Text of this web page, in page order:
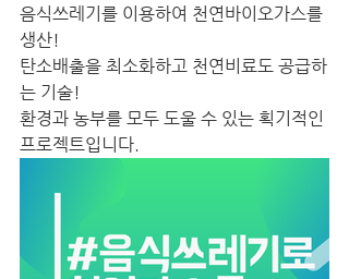
음식쓰레기를 이용하여 천연바이오가스를
생산!
탄소배출을 최소화하고 천연비료도 공급하
는 기술!
환경과 농부를 모두 도울 수 있는 획기적인
프로젝트입니다.